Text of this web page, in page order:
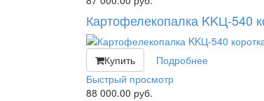
Картофелекопалка KKЦ-540
Купить
Подробнее
Быстрый просмотр
88 000.00 руб.